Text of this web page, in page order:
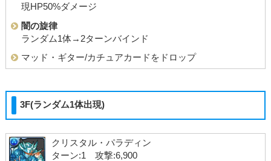
現HP50%ダメージ
闇の旋律
ランダム1体→2ターンバインド
マッド・ギター/カチュアカードをドロップ
3F(ランダム1体出現)
クリスタル・パラディン
ターン:1 攻撃:6,900